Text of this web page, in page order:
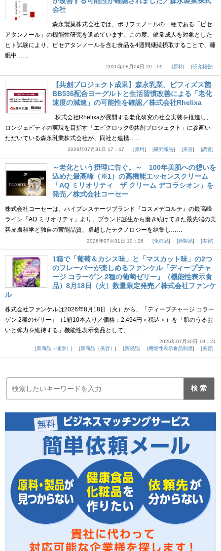
会社
森永製菓株式会社では、ポリフェノールの一種である「ピセ
アタンノール」の機能性研究を進めています。この度、健常成人を対象とした
ヒト試験により、ピセアタンノールを含む食品を4週間継続摂取することで、睡
眠中……
2026年08月04日 20：09 原料 研究報告
【共創プロジェクト成果】森永乳業、ビフィズス菌
BB536配合ヨーグルトと生活習慣改善による「老化
速度の減速」の可能性を確認／株式会社Rhelixa
株式会社Rhelixaが展開する老化研究の社会実装を推進し、
ロンジェビティの実現を目指す「エピクロック®共創プロジェクト」に参画い
ただいている森永乳業株式会社が、同社と連携……
2026年07月31日 17：47 原料 研究報告 美容 調査
～老化という摂理に告ぐ。～ 100年美肌への想いを
込めた最高峰（※1）の高機能エッセンスクリーム
「AQ ミリオリティ ザ クリーム デコラシオン」を
発売／株式会社コーセー
株式会社コーセーは、ハイプレステージブランド『コスメデコルテ』の最高峰
ライン「AQ ミリオリティ」より、ブランド誕生から磨き続けてきた最先端の美
容皮膚科学と独自の官能品質、卓越したテクノロジーを結集し……
2026年07月31日 10：26 化粧品 新製品 美容
1箱で「葡萄＆カシス味」と「マスカット味」の2つ
のフレーバーが楽しめるファンケル「ディープチャ
ージ コラーゲン 2種の葡萄ゼリー」（機能性表示食
品）8月18日（火）数量限定発売／株式会社ファンケ
ル
株式会社ファンケルは2026年8月18日（火）から、「ディープチャージ コラー
ゲン 2種のゼリー」（1箱10本入り／価格：2,494円＜税込＞）を「肌のうるお
いと弾力を維持する」機能性表示食品として、……
2026年07月30日 19：21
新商品（健康）
新商品（美容） 新製品 機能性表示食品制度 美容